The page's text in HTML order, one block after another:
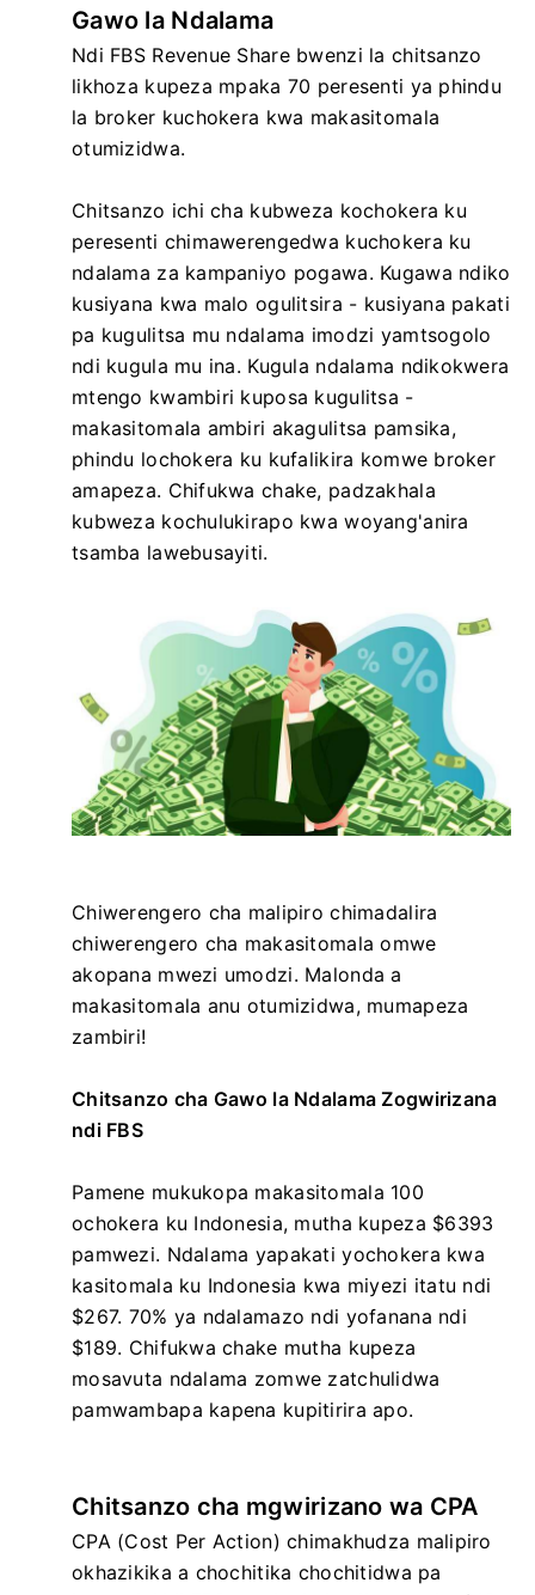
Gawo la Ndalama
Ndi FBS Revenue Share bwenzi la chitsanzo
likhoza kupeza mpaka 70 peresenti ya phindu
la broker kuchokera kwa makasitomala
otumizidwa.
Chitsanzo ichi cha kubweza kochokera ku
peresenti chimawerengedwa kuchokera ku
ndalama za kampaniyo pogawa. Kugawa ndiko
kusiyana kwa malo ogulitsira - kusiyana pakati
pa kugulitsa mu ndalama imodzi yamtsogolo
ndi kugula mu ina. Kugula ndalama ndikokwera
mtengo kwambiri kuposa kugulitsa -
makasitomala ambiri akagulitsa pamsika,
phindu lochokera ku kufalikira komwe broker
amapeza. Chifukwa chake, padzakhala
kubweza kochulukirapo kwa woyang'anira
tsamba lawebusayiti.
Chiwerengero cha malipiro chimadalira
chiwerengero cha makasitomala omwe
akopana mwezi umodzi. Malonda a
makasitomala anu otumizidwa, mumapeza
zambiri!
Chitsanzo cha Gawo la Ndalama Zogwirizana
ndi FBS
Pamene mukukopa makasitomala 100
ochokera ku Indonesia, mutha kupeza $6393
pamwezi. Ndalama yapakati yochokera kwa
kasitomala ku Indonesia kwa miyezi itatu ndi
$267. 70% ya ndalamazo ndi yofanana ndi
$189. Chifukwa chake mutha kupeza
mosavuta ndalama zomwe zatchulidwa
pamwambapa kapena kupitirira apo.
Chitsanzo cha mgwirizano wa CPA
CPA (Cost Per Action) chimakhudza malipiro
okhazikika a chochitika chochitidwa pa